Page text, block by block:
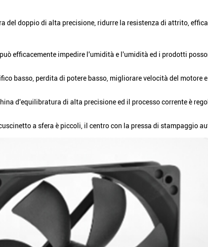
del doppio di alta precisione, ridurre la resistenza di attrito,
efficacemente impedire l'umidità e l'umidità ed i prodotti
basso, perdita di potere basso, migliorare velocità del motore
d'equilibratura di alta precisione ed il processo corrente è
a sfera è piccoli, il centro con la pressa di stampaggio